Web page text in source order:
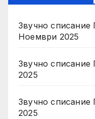
Звучно списание
Ноември 2025
Звучно списание
2025
Звучно списание
2025